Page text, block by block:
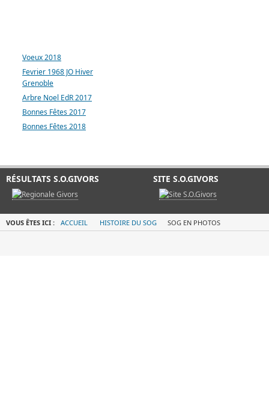
Voeux 2018
Fevrier 1968 JO Hiver
Grenoble
Arbre Noel EdR 2017
Bonnes Fêtes 2017
Bonnes Fêtes 2018
RÉSULTATS S.O.GIVORS SITE S.O.GIVORS
VOUS ÊTES ICI : ACCUEIL HISTOIRE DU SOG SOG EN PHOTOS